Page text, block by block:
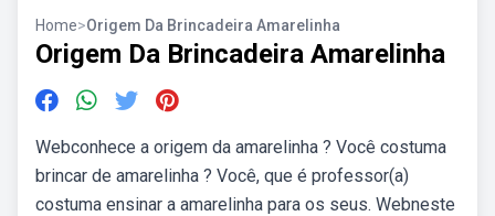
Home>Origem Da Brincadeira Amarelinha
Origem Da Brincadeira Amarelinha
Webconhece a origem da amarelinha ? Você costuma
brincar de amarelinha ? Você, que é professor(a)
costuma ensinar a amarelinha para os seus. Webneste